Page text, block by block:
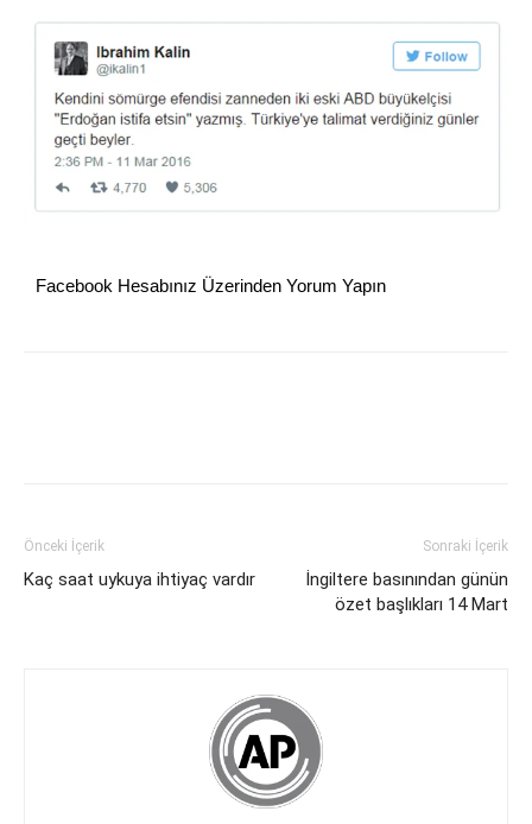
Facebook Hesabınız Üzerinden Yorum Yapın
Önceki İçerik
Kaç saat uykuya ihtiyaç vardır
Sonraki İçerik
İngiltere basınından günün
özet başlıkları 14 Mart